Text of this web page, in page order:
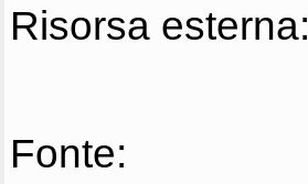
Risorsa esterna:
Fonte: